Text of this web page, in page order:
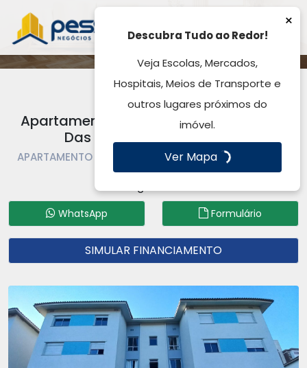
Apartamento à Venda, 47,00m², Passo
Das Pedras - Gravataí, RS
APARTAMENTO À VENDA | APARTAMENTO | GRAVATAÍ |
PASSO DAS PEDRAS
WhatsApp Formulário
SIMULAR FINANCIAMENTO
×
Descubra Tudo ao Redor!
Veja Escolas, Mercados,
Hospitais, Meios de Transporte e
outros lugares próximos do
imóvel.
Ver Mapa